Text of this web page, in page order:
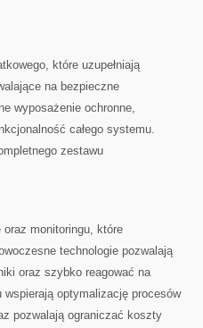
które uzupełniają
na bezpieczne
wyposażenie ochronne,
całego systemu.
zestawu
monitoringu, które
technologie pozwalają
oraz szybko reagować na
optymalizację procesów
pozwalają ograniczać koszty